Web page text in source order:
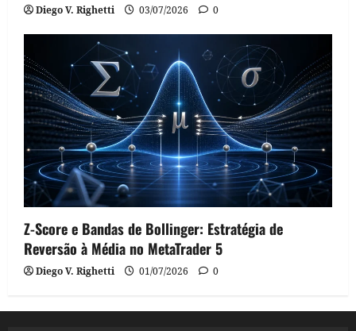
Diego V. Righetti 03/07/2026 0
Z-Score e Bandas de Bollinger: Estratégia de
Reversão à Média no MetaTrader 5
Diego V. Righetti 01/07/2026 0